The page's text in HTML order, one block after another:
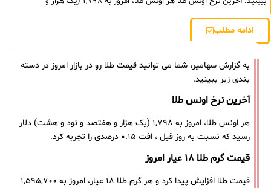
ادامه مطلب
به گزارش سهامیر، شما می توانید قیمت طلا رو در بازار امروز در دسته
بندی زیر ببینید.
آخرین نرخ اونس طلا
هر اونس طلا، امروز به ۱,۷۹۸ (یک هزار و هفتصد و نود و هشت) دلار
رسید که نسبت به روز قبل ، افت ۰.۱۵ درصدی را تجربه کرد.
قیمت گرم طلا ۱۸ عیار امروز
قیمت طلا افزایش پیدا کرد و هر گرم طلا ۱۸ عیار، امروز به ۱,۵۹۵,۷۰۰